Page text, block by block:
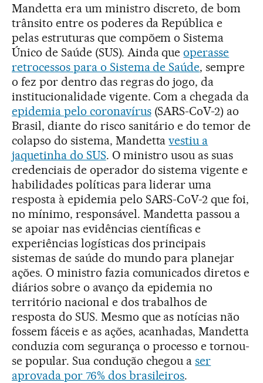
Mandetta era um ministro discreto, de bom
trânsito entre os poderes da República e
pelas estruturas que compõem o Sistema
Único de Saúde (SUS). Ainda queoperasse
retrocessos para o Sistema de Saúde, sempre
o fez por dentro das regras do jogo, da
institucionalidade vigente. Com a chegada da
epidemia pelo coronavírus(SARS-CoV-2) ao
Brasil, diante do risco sanitário e do temor de
colapso do sistema, Mandettavestiu a
jaquetinha do SUS. O ministro usou as suas
credenciais de operador do sistema vigente e
habilidades políticas para liderar uma
resposta à epidemia pelo SARS-CoV-2 que foi,
no mínimo, responsável. Mandetta passou a
se apoiar nas evidências científicas e
experiências logísticas dos principais
sistemas de saúde do mundo para planejar
ações. O ministro fazia comunicados diretos e
diários sobre o avanço da epidemia no
território nacional e dos trabalhos de
resposta do SUS. Mesmo que as notícias não
fossem fáceis e as ações, acanhadas, Mandetta
conduzia com segurança o processo e tornou-
se popular. Sua condução chegou aser
aprovada por 76% dos brasileiros.